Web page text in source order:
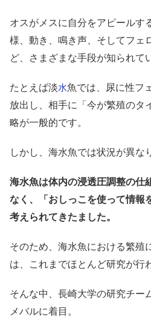
オスがメスに自分をアピールす
様、動き、鳴き声、そしてフェ
ど、さまざまな手段が知られて
たとえば淡水魚では、尿に性フ
放出し、相手に「今が繁殖のタ
略が一般的です。
しかし、海水魚では状況が異な
海水魚は体内の浸透圧調整の仕
なく、「おしっこを使って情報
考えられてきたました。
そのため、海水魚における繁殖
は、これまでほとんど研究が行
そんな中、長崎大学の研究チー
メバルに着目。